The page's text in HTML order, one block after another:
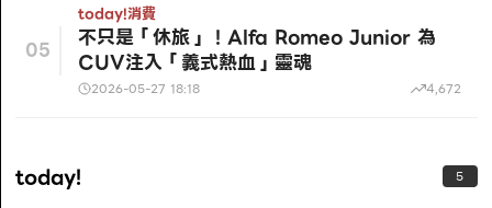
05
today!消費
不只是「休旅」！Alfa Romeo Junior 為
CUV注入「義式熱血」靈魂
2026-05-27 18:18 4,672
today! 5